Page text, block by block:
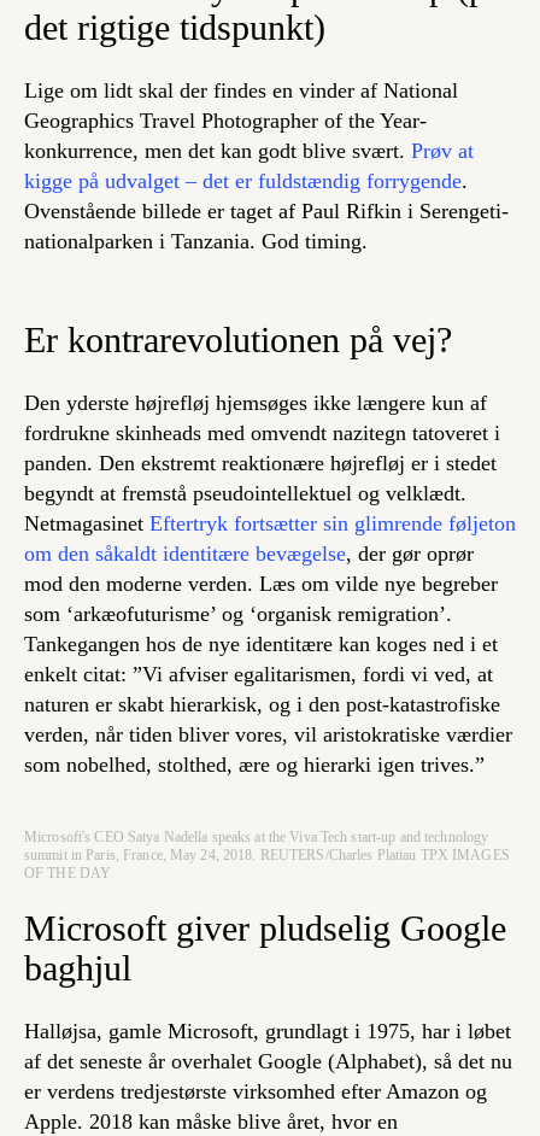
det rigtige tidspunkt)
Lige om lidt skal der findes en vinder af National
Geographics Travel Photographer of the Year-
konkurrence, men det kan godt blive svært. Prøv at
kigge på udvalget – det er fuldstændig forrygende.
Ovenstående billede er taget af Paul Rifkin i Serengeti-
nationalparken i Tanzania. God timing.
Er kontrarevolutionen på vej?
Den yderste højrefløj hjemsøges ikke længere kun af
fordrukne skinheads med omvendt nazitegn tatoveret i
panden. Den ekstremt reaktionære højrefløj er i stedet
begyndt at fremstå pseudointellektuel og velklædt.
Netmagasinet Eftertryk fortsætter sin glimrende føljeton
om den såkaldt identitære bevægelse, der gør oprør
mod den moderne verden. Læs om vilde nye begreber
som ‘arkæofuturisme’ og ‘organisk remigration’.
Tankegangen hos de nye identitære kan koges ned i et
enkelt citat: ”Vi afviser egalitarismen, fordi vi ved, at
naturen er skabt hierarkisk, og i den post-katastrofiske
verden, når tiden bliver vores, vil aristokratiske værdier
som nobelhed, stolthed, ære og hierarki igen trives.”
Microsoft's CEO Satya Nadella speaks at the Viva Tech start-up and technology
summit in Paris, France, May 24, 2018. REUTERS/Charles Platiau TPX IMAGES
OF THE DAY
Microsoft giver pludselig Google
baghjul
Halløjsa, gamle Microsoft, grundlagt i 1975, har i løbet
af det seneste år overhalet Google (Alphabet), så det nu
er verdens tredjestørste virksomhed efter Amazon og
Apple. 2018 kan måske blive året, hvor en